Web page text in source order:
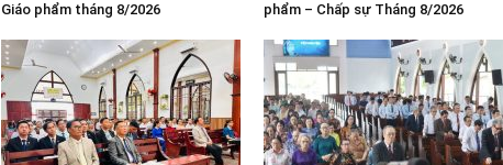
Giáo phẩm tháng 8/2026
phẩm – Chấp sự Tháng 8/2026